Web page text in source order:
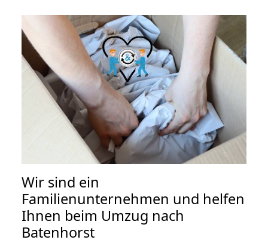
Wir sind ein
Familienunternehmen und helfen
Ihnen beim Umzug nach
Batenhorst